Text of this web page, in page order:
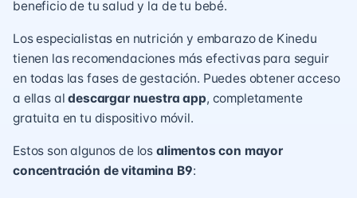
beneficio de tu salud y la de tu bebé.
Los especialistas en nutrición y embarazo de Kinedu
tienen las recomendaciones más efectivas para seguir
en todas las fases de gestación. Puedes obtener acceso
a ellas aldescargar nuestra app, completamente
gratuita en tu dispositivo móvil.
Estos son algunos de los alimentos con mayor
concentración de vitamina B9: